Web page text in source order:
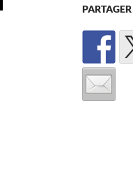
PARTAGER